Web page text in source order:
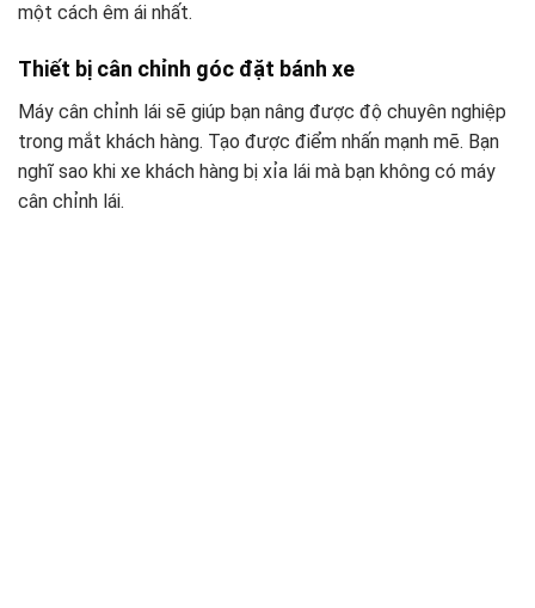
một cách êm ái nhất.
Thiết bị cân chỉnh góc đặt bánh xe
Máy cân chỉnh lái sẽ giúp bạn nâng được độ chuyên nghiệp
trong mắt khách hàng. Tạo được điểm nhấn mạnh mẽ. Bạn
nghĩ sao khi xe khách hàng bị xỉa lái mà bạn không có máy
cân chỉnh lái.